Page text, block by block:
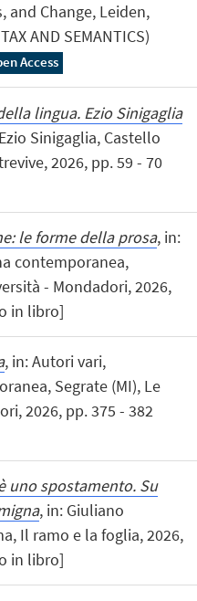
and Change, Leiden,
AND SEMANTICS)
Access
lingua. Ezio Sinigaglia
Sinigaglia, Castello
2026, pp. 59 - 70
le forme della prosa, in:
contemporanea,
- Mondadori, 2026,
in libro]
, in: Autori vari,
Segrate (MI), Le
2026, pp. 375 - 382
uno spostamento. Su
, in: Giuliano
Il ramo e la foglia, 2026,
in libro]